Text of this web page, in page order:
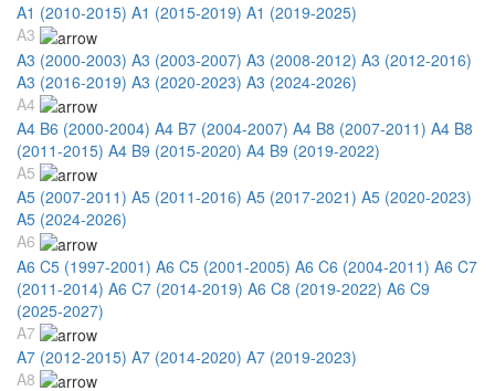
A1 (2010-2015) A1 (2015-2019) A1 (2019-2025)
A3
A3 (2000-2003) A3 (2003-2007) A3 (2008-2012) A3 (2012-2016)
A3 (2016-2019) A3 (2020-2023) A3 (2024-2026)
A4
A4 B6 (2000-2004) A4 B7 (2004-2007) A4 B8 (2007-2011) A4 B8
(2011-2015) A4 B9 (2015-2020) A4 B9 (2019-2022)
A5
A5 (2007-2011) A5 (2011-2016) A5 (2017-2021) A5 (2020-2023)
A5 (2024-2026)
A6
A6 C5 (1997-2001) A6 C5 (2001-2005) A6 C6 (2004-2011) A6 C7
(2011-2014) A6 C7 (2014-2019) A6 C8 (2019-2022) A6 C9
(2025-2027)
A7
A7 (2012-2015) A7 (2014-2020) A7 (2019-2023)
A8